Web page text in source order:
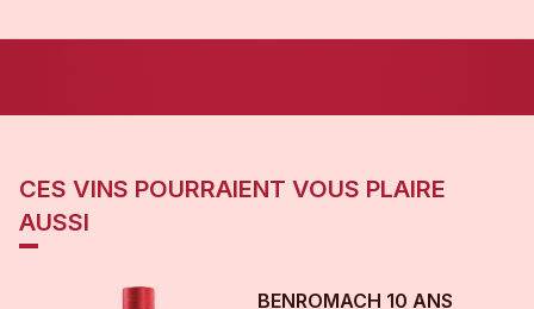
CES VINS POURRAIENT VOUS PLAIRE
AUSSI
BENROMACH 10 ANS